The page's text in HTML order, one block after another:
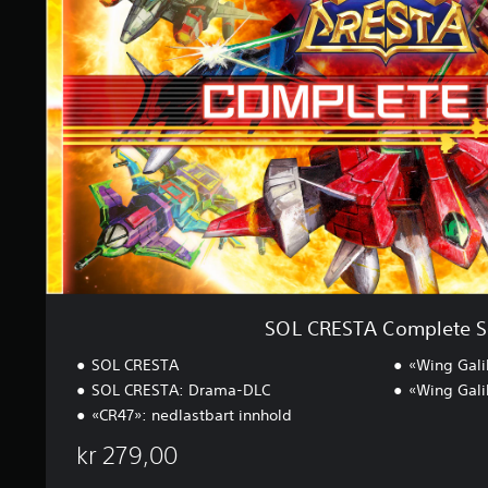
3
v
u
r
d
e
r
i
n
g
e
r
R
E
S
T
A
C
o
m
p
e
t
e
S
e
SOL CRESTA Complete
SOL CRESTA
SOL CRESTA: Drama-DLC
«CR47»: nedlastbart innhold
«Wing
«Wing
kr 279,00